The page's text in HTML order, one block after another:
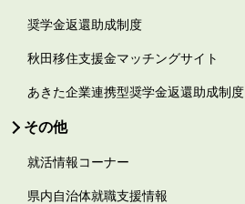
奨学金返還助成制度
秋田移住支援金マッチングサイト
あきた企業連携型奨学金返還助成制度
その他
就活情報コーナー
県内自治体就職支援情報